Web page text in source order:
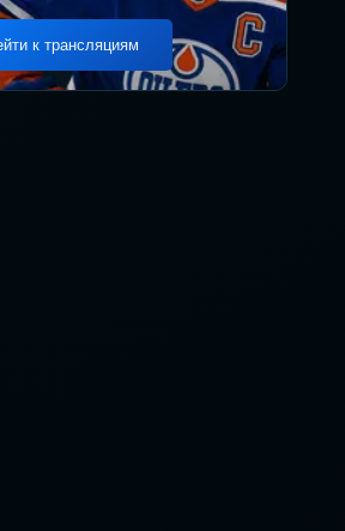
к трансляциям